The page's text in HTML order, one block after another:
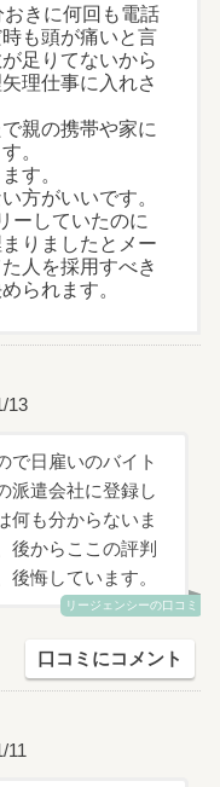
きに何回も電話
も頭が痛いと言
足りてないから
理仕事に入れさ
親の携帯や家に
。
す。
方がいいです。
ーしていたのに
りましたとメー
人を採用すべき
られます。
13
で日雇いのバイト
派遣会社に登録し
何も分からないま
後からここの評判
後悔しています。
リージェンシーの口コミ
口コミにコメント
11